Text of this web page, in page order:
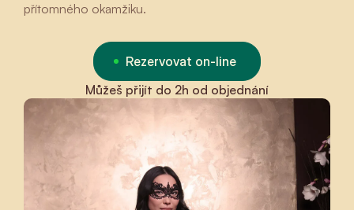
přítomného okamžiku.
Rezervovat on-line
Můžeš přijít do 2h od objednání